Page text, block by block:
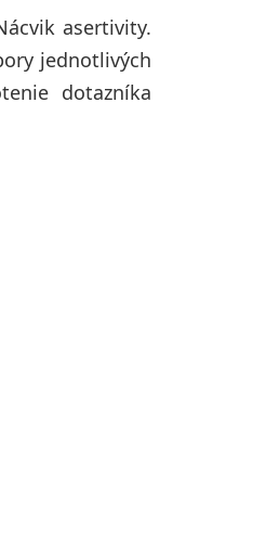
asertivity.
jednotlivých
dotazníka